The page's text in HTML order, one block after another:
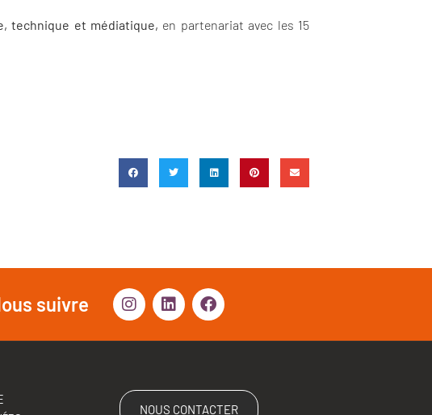
technique et médiatique, en partenariat avec les 15
suivre
NOUS CONTACTER